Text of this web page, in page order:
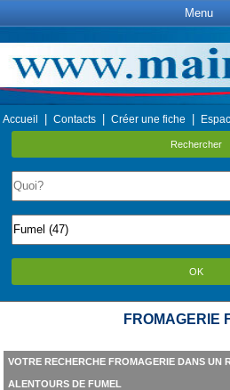
Menu
Accueil Contacts Créer une fiche
Rechercher
OK
FROMAGERIE
VOTRE RECHERCHE FROMAGERIE DANS UN
ALENTOURS DE FUMEL